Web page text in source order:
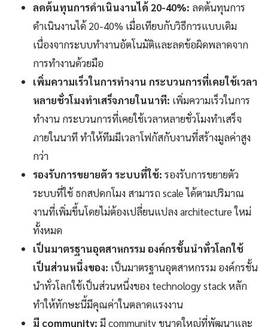
ลดต้นทุนการดำเนินงานได้ 20-40%: ลดต้นทุนการ
ดำเนินงานได้ 20-40% เมื่อเทียบกับวิธีการแบบเดิม
เนื่องจากระบบทำงานอัตโนมัติและลดข้อผิดพลาดจาก
การทำงานด้วยมือ
เพิ่มความเร็วในการทำงาน กระบวนการที่เคยใช้เวลา
หลายชั่วโมงทำเสร็จภายในนาที: เพิ่มความเร็วในการ
ทำงาน กระบวนการที่เคยใช้เวลาหลายชั่วโมงทำเสร็จ
ภายในนาที ทำให้ทีมมีเวลาโฟกัสกับงานที่สร้างมูลค่าสูง
กว่า
รองรับการขยายตัว ระบบที่ใช้: รองรับการขยายตัว
ระบบที่ใช้ ธกสปดกโมง สามารถ scale ได้ตามปริมาณ
งานที่เพิ่มขึ้นโดยไม่ต้องเปลี่ยนแปลง architecture ใหม่
ทั้งหมด
เป็นมาตรฐานอุตสาหกรรม องค์กรชั้นนำทั่วโลกใช้
เป็นส่วนหนึ่งของ: เป็นมาตรฐานอุตสาหกรรม องค์กรชั้น
นำทั่วโลกใช้เป็นส่วนหนึ่งของ technology stack หลัก
ทำให้ทักษะนี้มีคุณค่าในตลาดแรงงาน
มี community: มี community ขนาดใหญ่ที่พัฒนาและ